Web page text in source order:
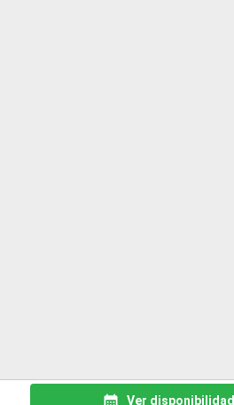
Ver disponibilidad